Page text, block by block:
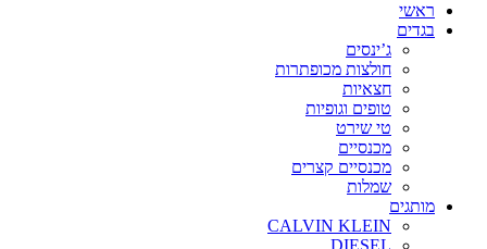
ראשי
בגדים
ג’ינסים
חולצות מכופתרות
חצאיות
טופים וגופיות
טי שירט
מכנסיים
מכנסיים קצרים
שמלות
מותגים
CALVIN KLEIN